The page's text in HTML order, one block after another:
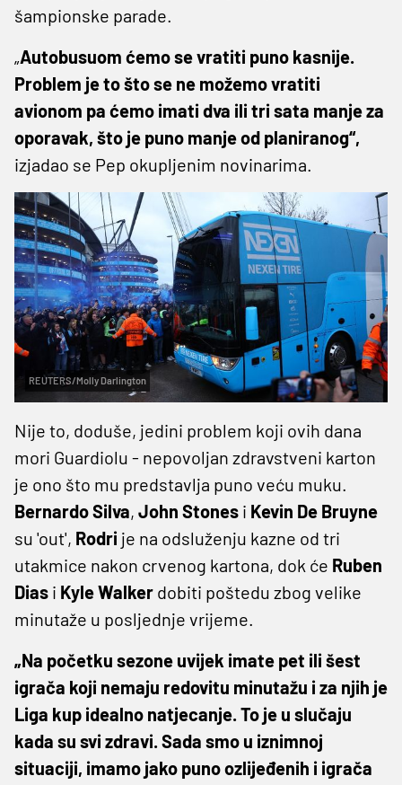
šampionske parade.
„Autobusuom ćemo se vratiti puno kasnije.
Problem je to što se ne možemo vratiti
avionom pa ćemo imati dva ili tri sata manje za
oporavak, što je puno manje od planiranog“,
izjadao se Pep okupljenim novinarima.
REUTERS/Molly Darlington
Nije to, doduše, jedini problem koji ovih dana
mori Guardiolu - nepovoljan zdravstveni karton
je ono što mu predstavlja puno veću muku.
BernardoSilva, John Stones i Kevin De Bruyne
su 'out', Rodri je na odsluženju kazne od tri
utakmice nakon crvenog kartona, dok će Ruben
Dias i KyleWalker dobiti poštedu zbog velike
minutaže u posljednje vrijeme.
„Na početku sezone uvijek imate pet ili šest
igrača koji nemaju redovitu minutažu i za njih je
Liga kup idealno natjecanje. To je u slučaju
kada su svi zdravi. Sada smo u iznimnoj
situaciji, imamo jako puno ozlijeđenih i igrača